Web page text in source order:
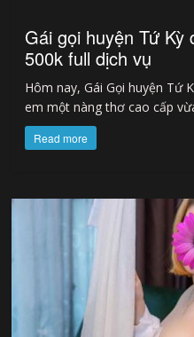
Gái gọi huyện Tứ Kỳ
500k full dịch vụ
Hôm nay, Gái Gọi huyện Tứ
em một nàng thơ cao cấp
Read more